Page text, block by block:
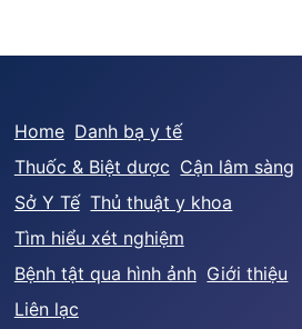
Home Danh bạ y tế
Thuốc & Biệt dược Cận lâm sàng
Sở Y Tế Thủ thuật y khoa
Tìm hiểu xét nghiệm
Bệnh tật qua hình ảnh Giới thiệu
Liên lạc